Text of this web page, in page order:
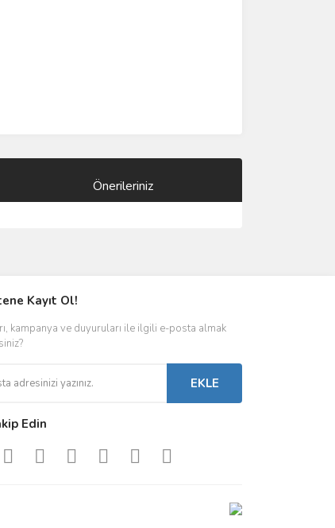
Önerileriniz
Kayıt Ol!
kampanya ve duyuruları ile ilgili e-posta almak
EKLE
Edin